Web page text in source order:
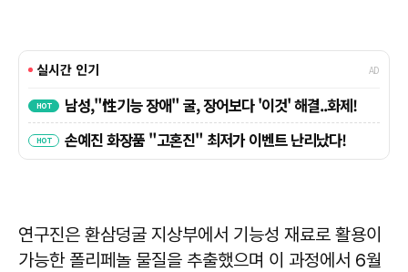
연구진은 환삼덩굴 지상부에서 기능성 재료로 활용이
가능한 폴리페놀 물질을 추출했으며 이 과정에서 6월